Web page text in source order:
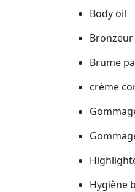
Body oil
Bronzeur
Brume
crème
Hygiène